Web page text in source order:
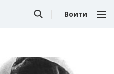
Войти